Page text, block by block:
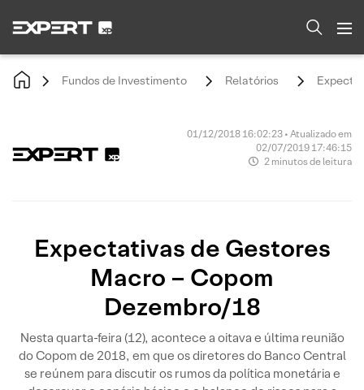
Fundos de Investimento Relatórios
01/12/2018 16:02:23 • Atualizado em
02/07/2019 17:46:15
2 minutos de leitura
Expectativas de Gestores
Macro – Copom
Dezembro/18
Nesta quarta-feira (12), acontece a oitava e última reunião
do Copom de 2018, em que os diretores do Banco Central
se reúnem para discutir os rumos da política monetária e